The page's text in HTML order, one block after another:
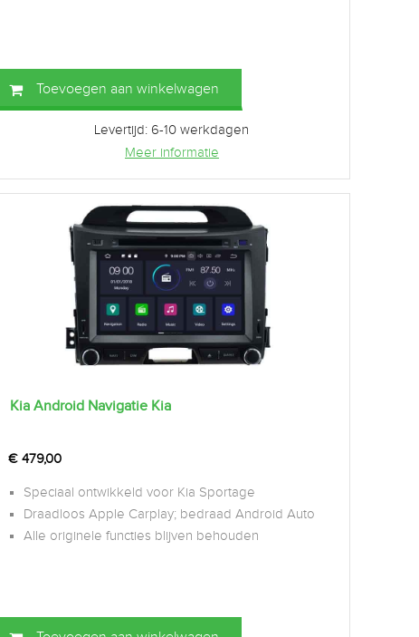
Toevoegen aan winkelwagen
Levertijd: 6-10 werkdagen
Meer informatie
Kia Android Navigatie Kia
€ 479,00
Speciaal ontwikkeld voor Kia Sportage
Draadloos Apple Carplay; bedraad Android Auto
Alle originele functies blijven behouden